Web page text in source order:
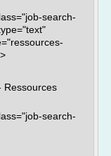
search-
Ressources
search-